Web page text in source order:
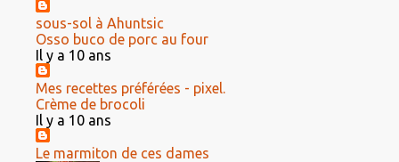
sous-sol à Ahuntsic
Osso buco de porc au four
Il y a 10 ans
Mes recettes préférées - pixel.
Crème de brocoli
Il y a 10 ans
Le marmiton de ces dames